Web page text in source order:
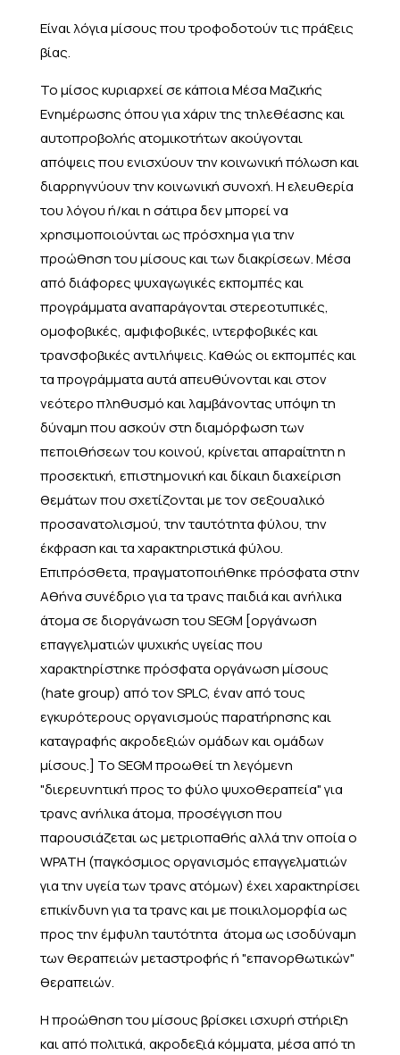
Είναι λόγια μίσους που τροφοδοτούν τις πράξεις
βίας.
Το μίσος κυριαρχεί σε κάποια Μέσα Μαζικής
Ενημέρωσης όπου για χάριν της τηλεθέασης και
αυτοπροβολής ατομικοτήτων ακούγονται
απόψεις που ενισχύουν την κοινωνική πόλωση και
διαρρηγνύουν την κοινωνική συνοχή. Η ελευθερία
του λόγου ή/και η σάτιρα δεν μπορεί να
χρησιμοποιούνται ως πρόσχημα για την
προώθηση του μίσους και των διακρίσεων. Μέσα
από διάφορες ψυχαγωγικές εκπομπές και
προγράμματα αναπαράγονται στερεοτυπικές,
ομοφοβικές, αμφιφοβικές, ιντερφοβικές και
τρανσφοβικές αντιλήψεις. Καθώς οι εκπομπές και
τα προγράμματα αυτά απευθύνονται και στον
νεότερο πληθυσμό και λαμβάνοντας υπόψη τη
δύναμη που ασκούν στη διαμόρφωση των
πεποιθήσεων του κοινού, κρίνεται απαραίτητη η
προσεκτική, επιστημονική και δίκαιη διαχείριση
θεμάτων που σχετίζονται με τον σεξουαλικό
προσανατολισμού, την ταυτότητα φύλου, την
έκφραση και τα χαρακτηριστικά φύλου.
Επιπρόσθετα, πραγματοποιήθηκε πρόσφατα στην
Αθήνα συνέδριο για τα τρανς παιδιά και ανήλικα
άτομα σε διοργάνωση του SEGM [οργάνωση
επαγγελματιών ψυχικής υγείας που
χαρακτηρίστηκε πρόσφατα οργάνωση μίσους
(hate group) από τον SPLC, έναν από τους
εγκυρότερους οργανισμούς παρατήρησης και
καταγραφής ακροδεξιών ομάδων και ομάδων
μίσους.] Το SEGM προωθεί τη λεγόμενη
"διερευνητική προς το φύλο ψυχοθεραπεία" για
τρανς ανήλικα άτομα, προσέγγιση που
παρουσιάζεται ως μετριοπαθής αλλά την οποία ο
WPATH (παγκόσμιος οργανισμός επαγγελματιών
για την υγεία των τρανς ατόμων) έχει χαρακτηρίσει
επικίνδυνη για τα τρανς και με ποικιλομορφία ως
προς την έμφυλη ταυτότητα άτομα ως ισοδύναμη
των θεραπειών μεταστροφής ή "επανορθωτικών"
θεραπειών.
Η προώθηση του μίσους βρίσκει ισχυρή στήριξη
και από πολιτικά, ακροδεξιά κόμματα, μέσα από τη